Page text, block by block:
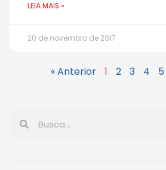
LEIA MAIS »
20 de novembro de 2017
« Anterior 1 2 3 4 5